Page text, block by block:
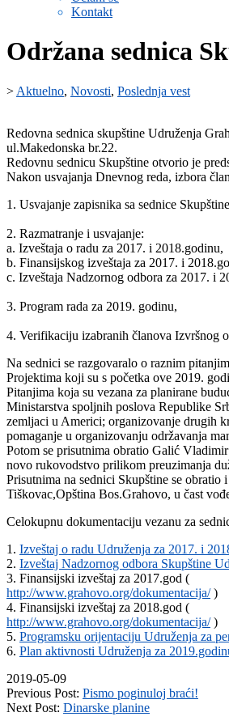
Kontakt
Održana sednica
> Aktuelno, Novosti, Poslednja vest
Redovna sednica skupštine Udruženja
ul.Makedonska br.22.
Redovnu sednicu Skupštine otvorio je
Nakon usvajanja Dnevnog reda, izbora
1. Usvajanje zapisnika sa sednice
2. Razmatranje i usvajanje:
a. Izveštaja o radu za 2017. i 2018.godinu,
b. Finansijskog izveštaja za 2017. i
c. Izveštaja Nadzornog odbora za 2017. i
3. Program rada za 2019. godinu,
4. Verifikaciju izabranih članova Izvršnog
Na sednici se razgovaralo o raznim
Projektima koji su s početka ove 2019.
Pitanjima koja su vezana za planirane
Ministarstva spoljnih poslova Republike
zemljaci u Americi; organizovanje drugih
pomaganje u organizovanju održavanja
Potom se prisutnima obratio Galić
novo rukovodstvo prilikom preuzimanja
Prisutnima na sednici Skupštine se
Tiškovac,Opština Bos.Grahovo, u čast
Celokupnu dokumentaciju vezanu za
1. Izveštaj o radu Udruženja za 2017. i
2. Izveštaj Nadzornog odbora Skupštine
3. Finansijski izveštaj za 2017.god (
http://www.grahovo.org/dokumentacija/)
4. Finansijski izveštaj za 2018.god (
http://www.grahovo.org/dokumentacija/)
5. Programsku orijentaciju Udruženja za
6. Plan aktivnosti Udruženja za
2019-05-09
Previous Post: Pismo poginuloj braći!
Next Post: Dinarske planine